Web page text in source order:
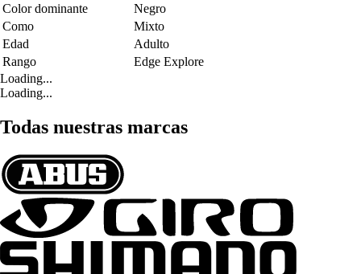
Color dominante
Negro
Como
Mixto
Edad
Adulto
Rango
Edge Explore
Loading...
Loading...
Todas nuestras marcas